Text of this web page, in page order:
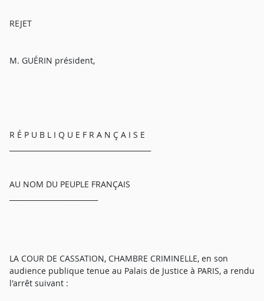
REJET
M. GUÉRIN président,
R É P U B L I Q U E F R A N Ç A I S E
AU NOM DU PEUPLE FRANÇAIS
LA COUR DE CASSATION, CHAMBRE CRIMINELLE, en son
audience publique tenue au Palais de Justice à PARIS, a rendu
l'arrêt suivant :